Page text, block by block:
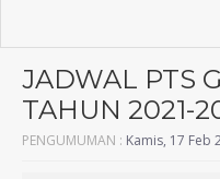
JADWAL PTS
TAHUN 2021-
PENGUMUMAN : Kamis, 17 Feb